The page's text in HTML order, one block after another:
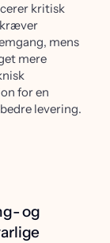
kritisk
mens
mere
for en
levering.
og